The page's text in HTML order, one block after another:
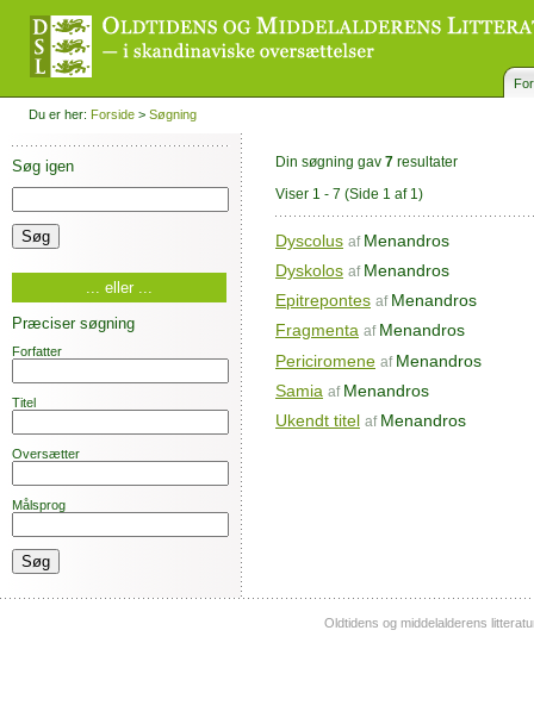
Du er her: Forside > Søgning
Søg igen
... eller ...
Præciser søgning
Forfatter
Titel
Oversætter
Målsprog
Din søgning gav 7 resultater
Viser 1 - 7 (Side 1 af 1)
Dyscolus af Menandros
Dyskolos af Menandros
Epitrepontes af Menandros
Fragmenta af Menandros
Periciromene af Menandros
Samia af Menandros
Ukendt titel af Menandros
Oldtidens og middelalderens